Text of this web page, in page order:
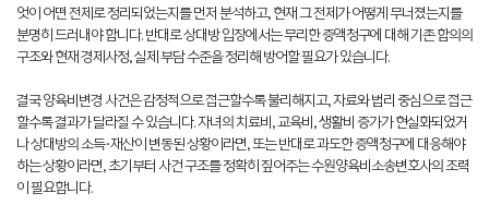
엇이 어떤 전제로 정리되었는지를 먼저 분석하고, 현재 그 전제가 어떻게 무너졌는지를
분명히 드러내야 합니다. 반대로 상대방 입장에서는 무리한 증액청구에 대해 기존 합의의
구조와 현재 경제사정, 실제 부담 수준을 정리해 방어할 필요가 있습니다.
결국 양육비변경 사건은 감정적으로 접근할수록 불리해지고, 자료와 법리 중심으로 접근
할수록 결과가 달라질 수 있습니다. 자녀의 치료비, 교육비, 생활비 증가가 현실화되었거
나 상대방의 소득·재산이 변동된 상황이라면, 또는 반대로 과도한 증액청구에 대응해야
하는 상황이라면, 초기부터 사건 구조를 정확히 짚어주는 수원양육비소송변호사의 조력
이 필요합니다.